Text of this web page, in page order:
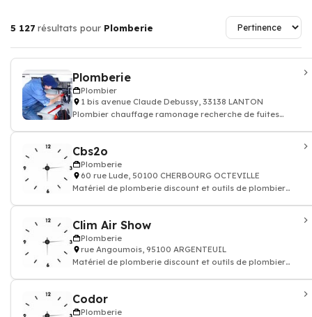
5 127 résultats pour Plomberie
Plomberie
Plombier
1 bis avenue Claude Debussy, 33138 LANTON
Plombier chauffage ramonage recherche de fuites
Cbs2o
Plomberie
60 rue Lude, 50100 CHERBOURG OCTEVILLE
Matériel de plomberie discount et outils de plombier
Clim Air Show
Plomberie
rue Angoumois, 95100 ARGENTEUIL
Matériel de plomberie discount et outils de plombier
Codor
Plomberie